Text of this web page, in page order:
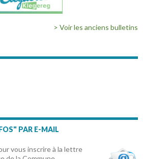
> Voir les anciens bulletins
PAR E-MAIL
vous inscrire à la lettre